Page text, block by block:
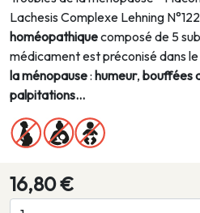
Lachesis Complexe Lehning
homéopathiquecomposé de 5
médicament est préconisé dans
la ménopause: humeur, bouffées
palpitations...
16,80 €